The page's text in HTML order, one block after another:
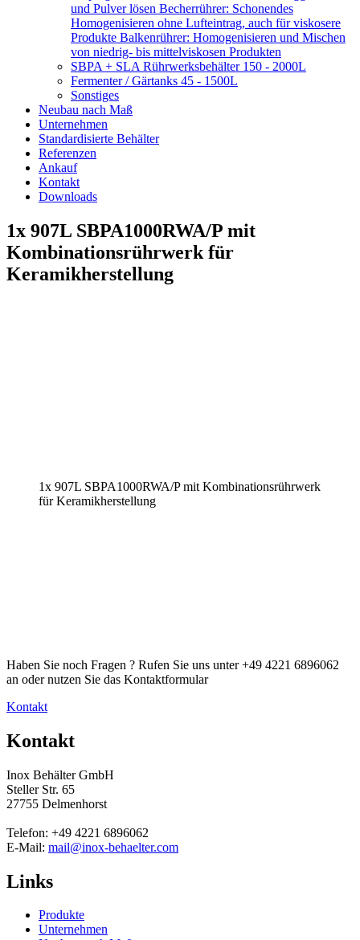
und Pulver lösen Becherrührer: Schonendes
Homogenisieren ohne Lufteintrag, auch für viskosere
Produkte Balkenrührer: Homogenisieren und Mischen
von niedrig- bis mittelviskosen Produkten
SBPA + SLA Rührwerksbehälter 150 - 2000L
Fermenter / Gärtanks 45 - 1500L
Sonstiges
Neubau nach Maß
Unternehmen
Standardisierte Behälter
Referenzen
Ankauf
Kontakt
Downloads
1x 907L SBPA1000RWA/P mit
Kombinationsrührwerk für
Keramikherstellung
1x 907L SBPA1000RWA/P mit Kombinationsrührwerk
für Keramikherstellung
Haben Sie noch Fragen ? Rufen Sie uns unter +49 4221 6896062
an oder nutzen Sie das Kontaktformular
Kontakt
Kontakt
Inox Behälter GmbH
Steller Str. 65
27755 Delmenhorst
Telefon: +49 4221 6896062
E-Mail: mail@inox-behaelter.com
Links
Produkte
Unternehmen